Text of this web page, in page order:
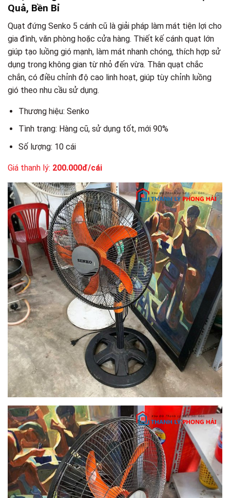
Quả, Bền Bỉ
Quạt đứng Senko 5 cánh cũ là giải pháp làm mát tiện lợi cho
gia đình, văn phòng hoặc cửa hàng. Thiết kế cánh quạt lớn
giúp tạo luồng gió mạnh, làm mát nhanh chóng, thích hợp sử
dụng trong không gian từ nhỏ đến vừa. Thân quạt chắc
chắn, có điều chỉnh độ cao linh hoạt, giúp tùy chỉnh luồng
gió theo nhu cầu sử dụng.
Thương hiệu: Senko
Tình trạng: Hàng cũ, sử dụng tốt, mới 90%
Số lượng: 10 cái
Giá thanh lý: 200.000đ/cái